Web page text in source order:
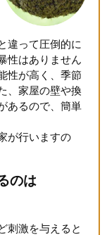
違って圧倒的に
性はありません
性が高く、季節
、家屋の壁や換
あるので、簡単
が行いますの
のは
刺激を与えると